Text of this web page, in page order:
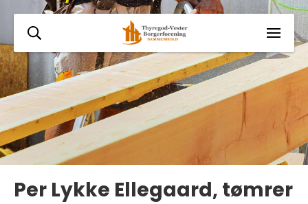
Per Lykke Ellegaard, tømrer